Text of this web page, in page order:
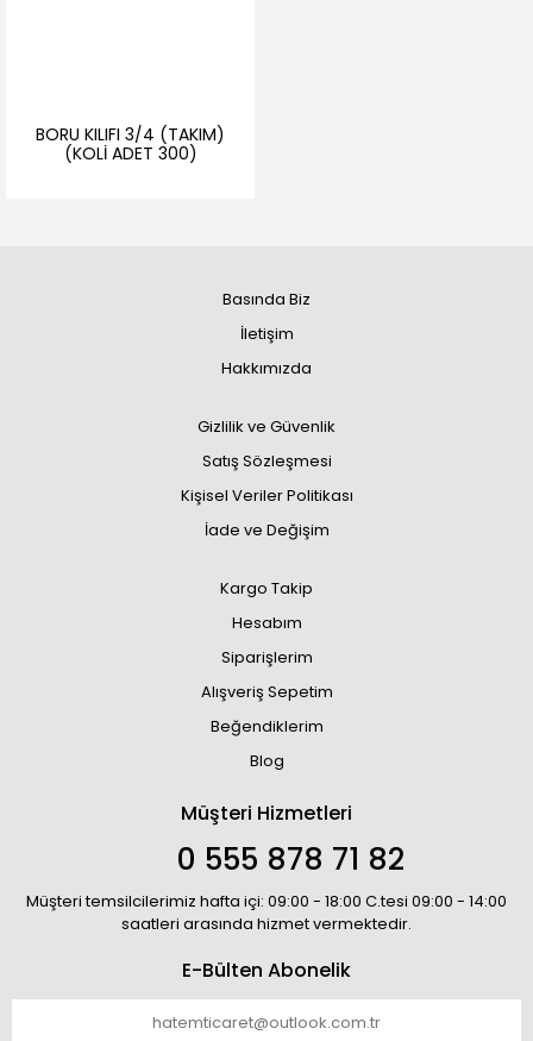
BORU KILIFI 3/4 (TAKIM)
(KOLİ ADET 300)
Basında Biz
İletişim
Hakkımızda
Gizlilik ve Güvenlik
Satış Sözleşmesi
Kişisel Veriler Politikası
İade ve Değişim
Kargo Takip
Hesabım
Siparişlerim
Alışveriş Sepetim
Beğendiklerim
Blog
Müşteri Hizmetleri
0 555 878 71 82
Müşteri temsilcilerimiz hafta içi: 09:00 - 18:00 C.tesi 09:00 - 14:00
saatleri arasında hizmet vermektedir.
E-Bülten Abonelik